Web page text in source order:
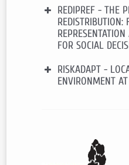
Contact:
jeune
Durée:
REDIPREF - THE
REDISTRIBUTION:
FOR SOCIAL
Nationale
RISKADAPT -
ENVIRONMENT
Contact :